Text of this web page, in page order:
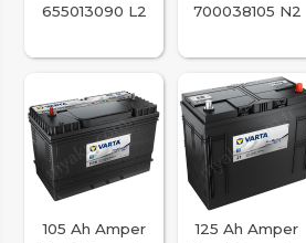
655013090 L2
700038105 N2
105 Ah Amper
125 Ah Amper